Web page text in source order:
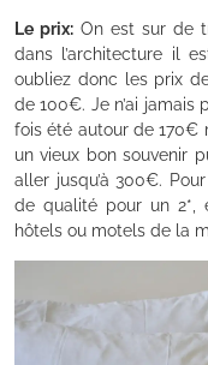
Le prix: On est sur de
dans l’architecture il
oubliez donc les prix
de 100€. Je n’ai jamais
fois été autour de 170€
un vieux bon souvenir
aller jusqu’à 300€.
de qualité pour un 2*,
hôtels ou motels de la